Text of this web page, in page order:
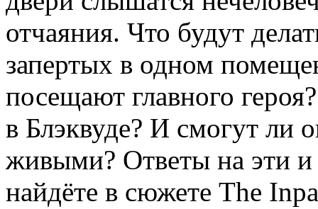
отчаяния. Что будут
запертых в одном
посещают главного
в Блэквуде? И смогут ли
живыми? Ответы на эти
найдёте в сюжете The